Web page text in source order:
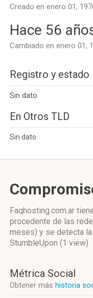
Creado en enero 01,
Hace 56
Cambiado en enero 01,
Registro y estado
Sin dato
En Otros TLD
Sin dato
Faqhosting.com.ar
procedente de las
meses) y se detecta
StumbleUpon (1 view)
Métrica Social
Obtener más historia